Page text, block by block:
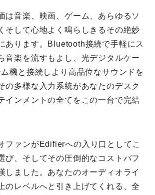
は音楽、映画、ゲーム、あらゆるソ
そして心地よく鳴らしきるその絶妙
あります。Bluetooth接続で手軽にス
音楽を流すもよし、光デジタルケー
機と接続しより高品位なサウンドを
の多様な入力系統があなたのデスク
インメントの全てをこの一台で完結
ファンがEdifierへの入り口としてこ
び、そしてその圧倒的なコストパフ
しました。あなたのオーディオライ
のレベルへと引き上げてくれる、全